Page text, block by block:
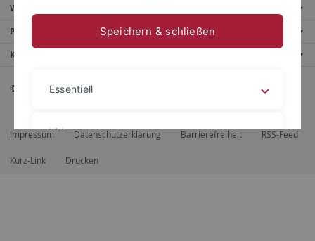
Weitere Angebote
Portale
Kontaktinfo
© 2026 Eberhard Karls Universität Tübingen, Tübingen
Impressum Datenschutzerklärung Barrierefreiheit RSS-Feed
Kurz-Link Drucken
Speichern & schließen
Essentiell
Videos